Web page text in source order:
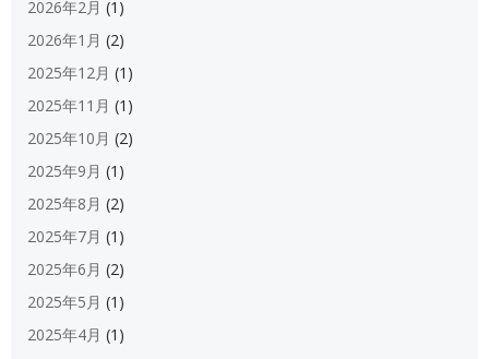
2026年2月 (1)
2026年1月 (2)
2025年12月 (1)
2025年11月 (1)
2025年10月 (2)
2025年9月 (1)
2025年8月 (2)
2025年7月 (1)
2025年6月 (2)
2025年5月 (1)
2025年4月 (1)